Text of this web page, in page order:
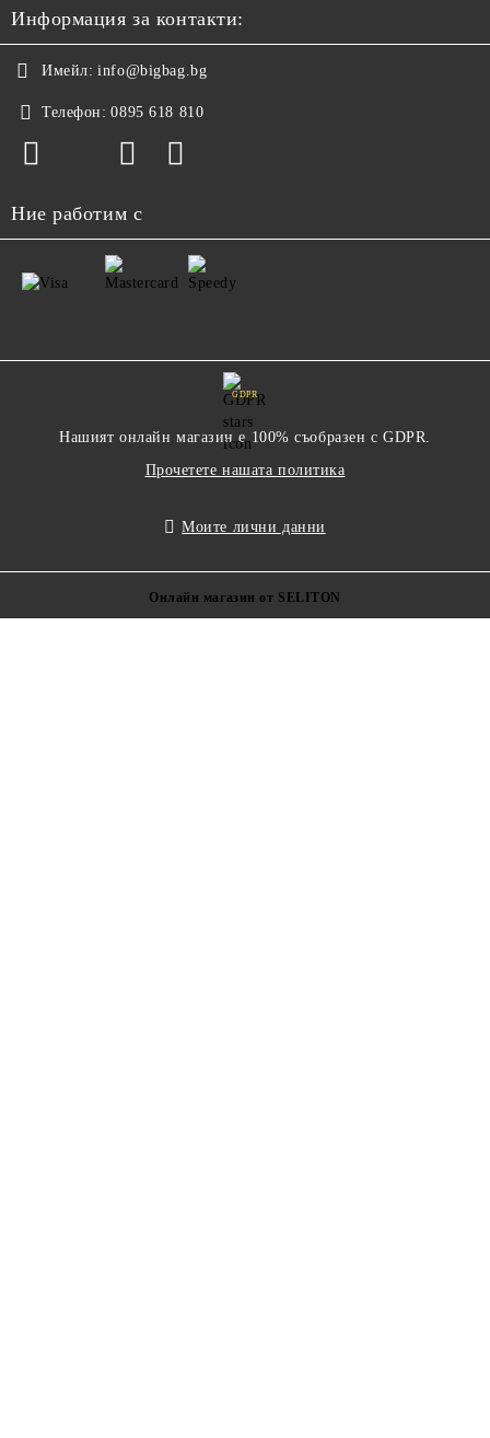
Информация за контакти:
Имейл: info@bigbag.bg
Телефон: 0895 618 810
Ние работим с
GDPR
Нашият онлайн магазин е 100% съобразен с GDPR.
Прочетете нашата политика
Моите лични данни
Онлайн магазин от SELITON